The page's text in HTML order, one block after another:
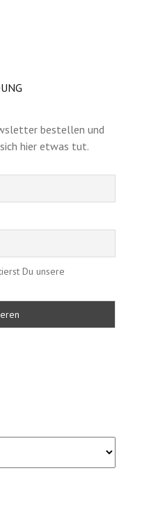
bestellen und
hier etwas tut.
Du unsere